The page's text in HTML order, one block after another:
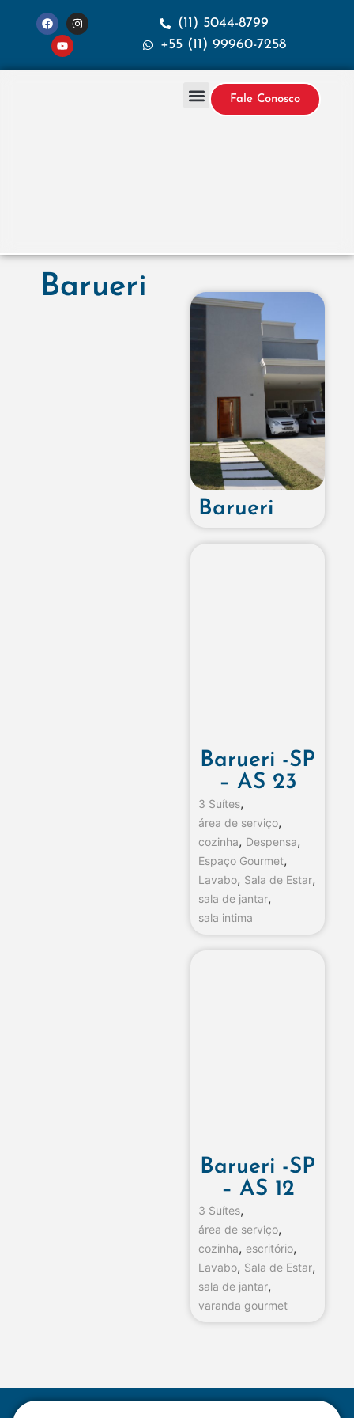
(11) 5044-8799
+55 (11) 99960-7258
Fale Conosco
Barueri
Barueri
Barueri -SP
– AS 23
3 Suítes,
área de serviço,
cozinha, Despensa,
Espaço Gourmet,
Lavabo, Sala de Estar,
sala de jantar,
sala intima
Barueri -SP
– AS 12
3 Suítes,
área de serviço,
cozinha, escritório,
Lavabo, Sala de Estar,
sala de jantar,
varanda gourmet